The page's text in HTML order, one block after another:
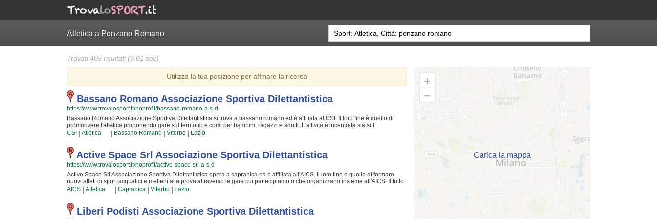
Atletica a Ponzano Romano
Trovati 405 risultati (0.01 sec)
Utilizza la tua posizione per affinare la ricerca
Bassano Romano Associazione Sportiva Dilettantistica
https://www.trovalosport.it/noprofit/bassano-romano-a-s-d
Bassano Romano Associazione Sportiva Dilettantistica si trova a bassano romano ed è affiliata al CSI. Il loro fine è quello di
promuovere l'atletica proponendo gare sul territorio e corsi per bambini, ragazzi e adulti. L'attività è incentrata sia sul
miglioramento delle capacità motorie e fisiche degli atleti sia sulla creazione di quelle qualità personali che si acquisiscono
quotidianamente affrontando sfide difficili. Proprio per questo motivo gli allenatori sono tra i più preparati della zona e sono in
grado di trasmettere quegli ideali in cui Bassano Romano Associazione Sportiva Dilettantistica crede fin dalla sua nascita. La
passione, i sacrifici e la continua ricerca della chiave per migliorare e superare i propri limiti personali rendono l'atletica uno
sport unico e da cui si viene immediatamente rapiti. Bassano Romano Associazione Sportiva Dilettantistica è una grande
famiglia in cui potrai trovare nuovi amici con cui allenarti, istruttori qualificati e un ambiente ideale. Se vuoi iscriverti o
semplicemente scoprire di più sui loro corsi puoi recarti in sede o mandare un messaggio cliccando sul bottone "Contattaci"
presente nella pagina.
CSI | Atletica | Bassano Romano | Viterbo | Lazio
Active Space Srl Associazione Sportiva Dilettantistica
https://www.trovalosport.it/noprofit/active-space-srl-a-s-d
Active Space Srl Associazione Sportiva Dilettantistica opera a capranica ed è affiliata all'AICS. Il loro fine è quello di formare
nuovi atleti di sport acquatici e metterli alla prova attraverso le gare cui partecipiamo o che organizzano insieme all'AICS! Il tutto
all'insegna della massima sicurezza e... del divertimento! Certo, non tutti possono avere la sicurezza di diventare dei campioni
ma è certezza che chiunque possa avere questa ambizione e coltivare i grandi sogni della Vita! Gli istruttori sono i più bravi
della Provincia ed hanno alle loro spalle anni ed anni di competenze nell'ambiente; per loro non c'è cosa che dia più
soddisfazione del crescere nuove generazioni di atleti e condividere la propria passione, abilità... e i tanti trucchetti imparati in
una vita di sacrifici! Chi vuole fare oggi sport acquatici deve affidarsi unicamente a dei sicuri professionisti. Active Space Srl
AICS | Atletica | Capranica | Viterbo | Lazio
Liberi Podisti Associazione Sportiva Dilettantistica
Carica la mappa